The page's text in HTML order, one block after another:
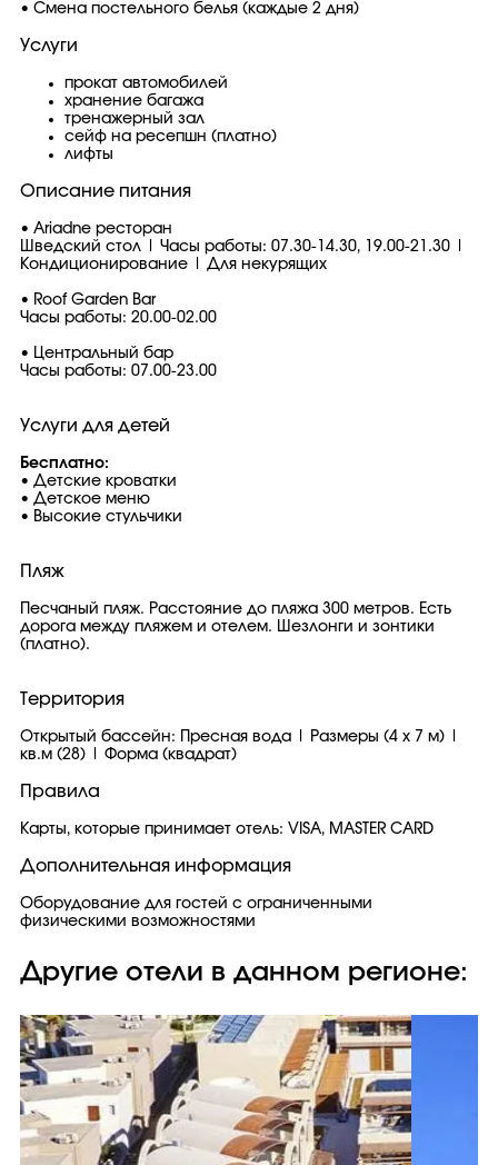
• Смена постельного белья (каждые 2 дня)
Услуги
прокат автомобилей
хранение багажа
тренажерный зал
сейф на ресепшн (платно)
лифты
Описание питания
• Ariadne ресторан
Шведский стол | Часы работы: 07.30-14.30, 19.00-21.30 |
Кондиционирование | Для некурящих
• Roof Garden Bar
Часы работы: 20.00-02.00
• Центральный бар
Часы работы: 07.00-23.00
Услуги для детей
Бесплатно:
• Детские кроватки
• Детское меню
• Высокие стульчики
Пляж
Песчаный пляж. Расстояние до пляжа 300 метров. Есть
дорога между пляжем и отелем. Шезлонги и зонтики
(платно).
Территория
Открытый бассейн: Пресная вода | Размеры (4 x 7 м) |
кв.м (28) | Форма (квадрат)
Правила
Карты, которые принимает отель: VISA, MASTER CARD
Дополнительная информация
Оборудование для гостей с ограниченными
физическими возможностями
Другие отели в данном регионе: